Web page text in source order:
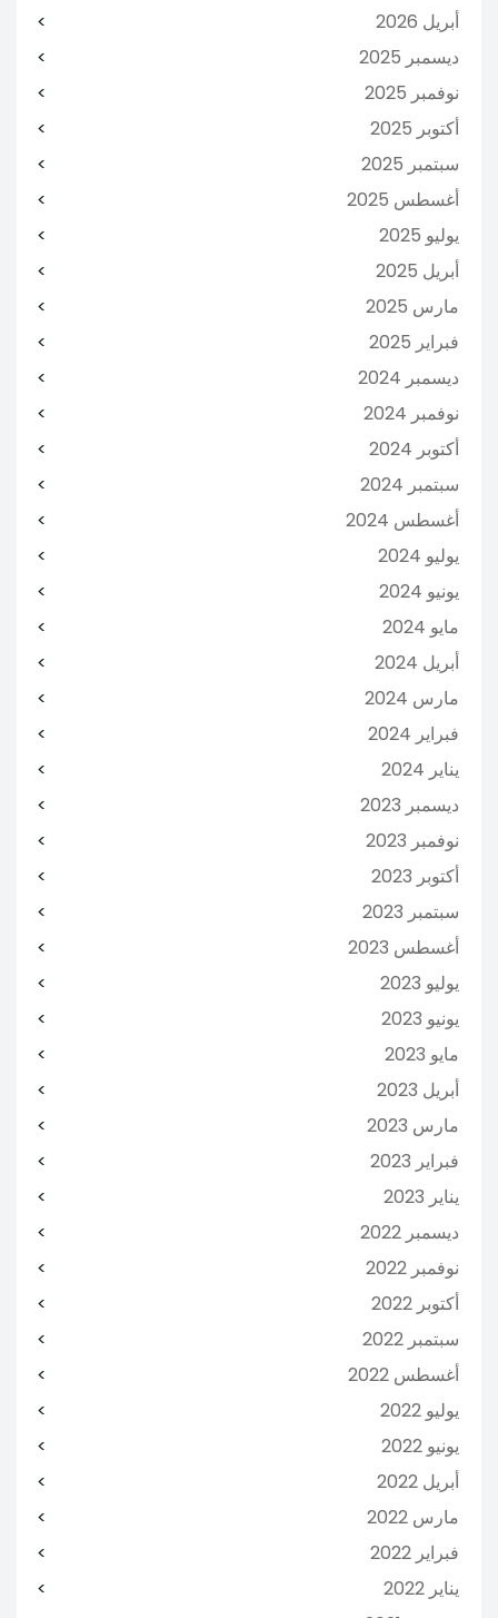
أبريل 2026
ديسمبر 2025
نوفمبر 2025
أكتوبر 2025
سبتمبر 2025
أغسطس 2025
يوليو 2025
أبريل 2025
مارس 2025
فبراير 2025
ديسمبر 2024
نوفمبر 2024
أكتوبر 2024
سبتمبر 2024
أغسطس 2024
يوليو 2024
يونيو 2024
مايو 2024
أبريل 2024
مارس 2024
فبراير 2024
يناير 2024
ديسمبر 2023
نوفمبر 2023
أكتوبر 2023
سبتمبر 2023
أغسطس 2023
يوليو 2023
يونيو 2023
مايو 2023
أبريل 2023
مارس 2023
فبراير 2023
يناير 2023
ديسمبر 2022
نوفمبر 2022
أكتوبر 2022
سبتمبر 2022
أغسطس 2022
يوليو 2022
يونيو 2022
أبريل 2022
مارس 2022
فبراير 2022
يناير 2022